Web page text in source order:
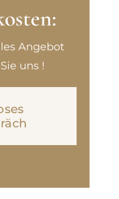
Angebot
uns !